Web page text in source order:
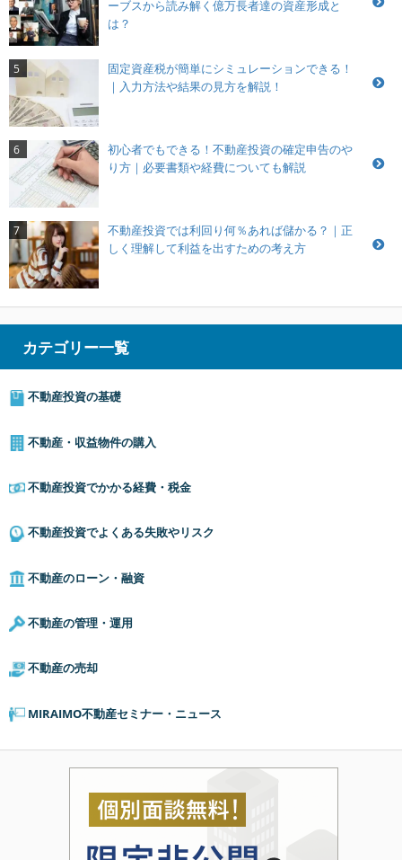
ーブスから読み解く億万長者達の資産形成と
は？
5
固定資産税が簡単にシミュレーションできる！
｜入力方法や結果の見方を解説！
6
初心者でもできる！不動産投資の確定申告のや
り方｜必要書類や経費についても解説
7
不動産投資では利回り何％あれば儲かる？｜正
しく理解して利益を出すための考え方
カテゴリー一覧
不動産投資の基礎
不動産・収益物件の購入
不動産投資でかかる経費・税金
不動産投資でよくある失敗やリスク
不動産のローン・融資
不動産の管理・運用
不動産の売却
MIRAIMO不動産セミナー・ニュース